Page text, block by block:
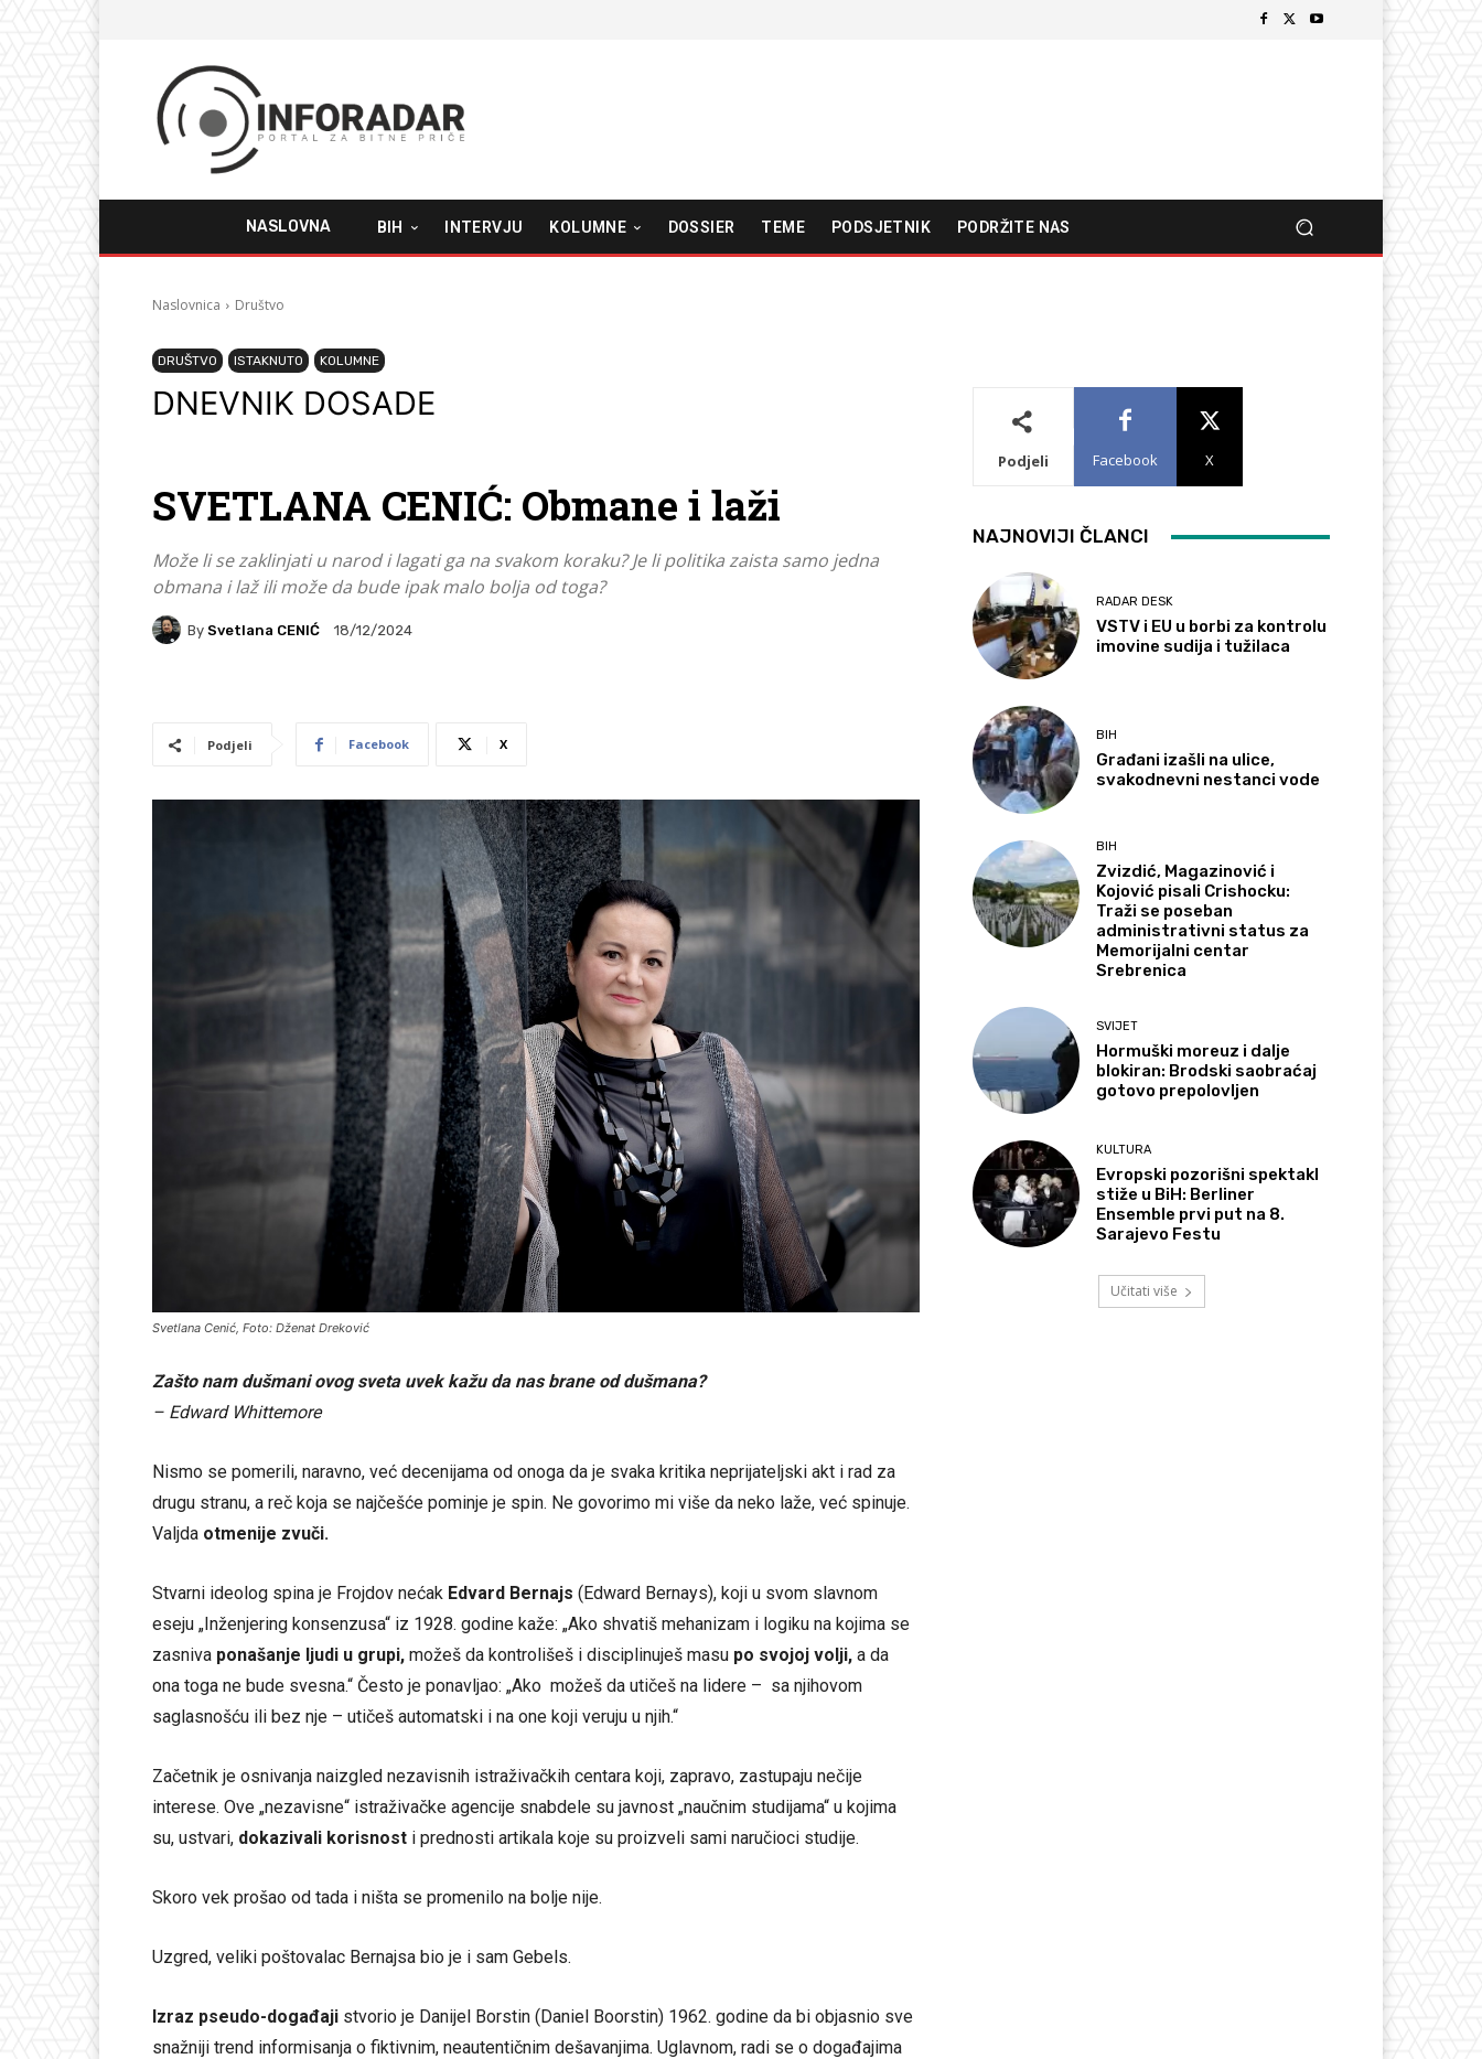
NASLOVNA BIH INTERVJU KOLUMNE DOSSIER TEME PODSJETNIK PODRŽITE NAS
Naslovnica Društvo
DRUŠTVO ISTAKNUTO KOLUMNE
DNEVNIK DOSADE
SVETLANA CENIĆ: Obmane i laži
Može li se zaklinjati u narod i lagati ga na svakom koraku? Je li politika zaista samo jedna
obmana i laž ili može da bude ipak malo bolja od toga?
By Svetlana CENIĆ 18/12/2024
Podjeli Facebook X
Svetlana Cenić, Foto: Dženat Dreković
Zašto nam dušmani ovog sveta uvek kažu da nas brane od dušmana?
– Edward Whittemore
Nismo se pomerili, naravno, već decenijama od onoga da je svaka kritika neprijateljski akt i rad za
drugu stranu, a reč koja se najčešće pominje je spin. Ne govorimo mi više da neko laže, već spinuje.
Valjda otmenije zvuči.
Stvarni ideolog spina je Frojdov nećak Edvard Bernajs (Edward Bernays), koji u svom slavnom
eseju „Inženjering konsenzusa“ iz 1928. godine kaže: „Ako shvatiš mehanizam i logiku na kojima se
zasniva ponašanje ljudi u grupi, možeš da kontrolišeš i disciplinuješ masu po svojoj volji, a da
ona toga ne bude svesna.“ Često je ponavljao: „Ako možeš da utičeš na lidere – sa njihovom
saglasnošću ili bez nje – utičeš automatski i na one koji veruju u njih.“
Začetnik je osnivanja naizgled nezavisnih istraživačkih centara koji, zapravo, zastupaju nečije
interese. Ove „nezavisne“ istraživačke agencije snabdele su javnost „naučnim studijama“ u kojima
su, ustvari, dokazivali korisnost i prednosti artikala koje su proizveli sami naručioci studije.
Skoro vek prošao od tada i ništa se promenilo na bolje nije.
Uzgred, veliki poštovalac Bernajsa bio je i sam Gebels.
Izraz pseudo-događaji stvorio je Danijel Borstin (Daniel Boorstin) 1962. godine da bi objasnio sve
snažniji trend informisanja o fiktivnim, neautentičnim dešavanjima. Uglavnom, radi se o događajima
Podjeli Facebook X
NAJNOVIJI ČLANCI
RADAR DESK
VSTV i EU u borbi za kontrolu
imovine sudija i tužilaca
BIH
Građani izašli na ulice,
svakodnevni nestanci vode
BIH
Zvizdić, Magazinović i
Kojović pisali Crishocku:
Traži se poseban
administrativni status za
Memorijalni centar
Srebrenica
SVIJET
Hormuški moreuz i dalje
blokiran: Brodski saobraćaj
gotovo prepolovljen
KULTURA
Evropski pozorišni spektakl
stiže u BiH: Berliner
Ensemble prvi put na 8.
Sarajevo Festu
Učitati više